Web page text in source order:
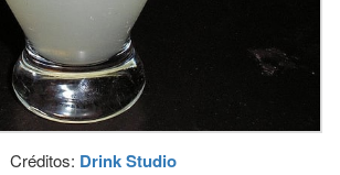
Créditos: Drink Studio